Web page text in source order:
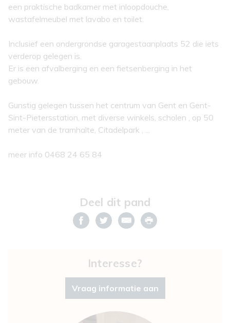
een praktische badkamer met inloopdouche,
wastafelmeubel met lavabo en toilet.
Inclusief een ondergrondse garagestaanplaats 52 die iets
verderop gelegen is.
Er is een afvalberging en een fietsenberging in het
gebouw.
Gunstig gelegen tussen het centrum van Gent en Gent-
Sint-Pietersstation, met diverse winkels, scholen , op 50
meter van de tramhalte, Citadelpark , ...
meer info 0468 24 65 84
Deel dit pand
Interesse?
Vraag informatie aan